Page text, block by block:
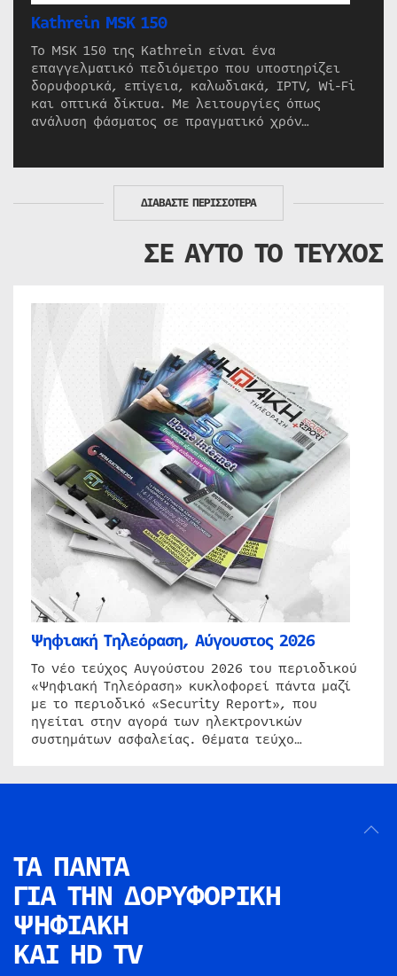
Kathrein MSK 150
Το MSK 150 της Kathrein είναι ένα
επαγγελματικό πεδιόμετρο που υποστηρίζει
δορυφορικά, επίγεια, καλωδιακά, IPTV, Wi-Fi
και οπτικά δίκτυα. Με λειτουργίες όπως
ανάλυση φάσματος σε πραγματικό χρόν…
ΔΙΑΒΑΣΤΕ ΠΕΡΙΣΣΟΤΕΡΑ
ΣΕ ΑΥΤΟ ΤΟ ΤΕΥΧΟΣ
Ψηφιακή Τηλεόραση, Αύγουστος 2026
Το νέο τεύχος Αυγούστου 2026 του περιοδικού
«Ψηφιακή Τηλεόραση» κυκλοφορεί πάντα μαζί
με το περιοδικό «Security Report», που
ηγείται στην αγορά των ηλεκτρονικών
συστημάτων ασφαλείας. Θέματα τεύχο…
ΤΑ ΠΑΝΤΑ
ΓΙΑ ΤΗΝ ΔΟΡΥΦΟΡΙΚΗ
ΨΗΦΙΑΚΗ
ΚΑΙ HD TV